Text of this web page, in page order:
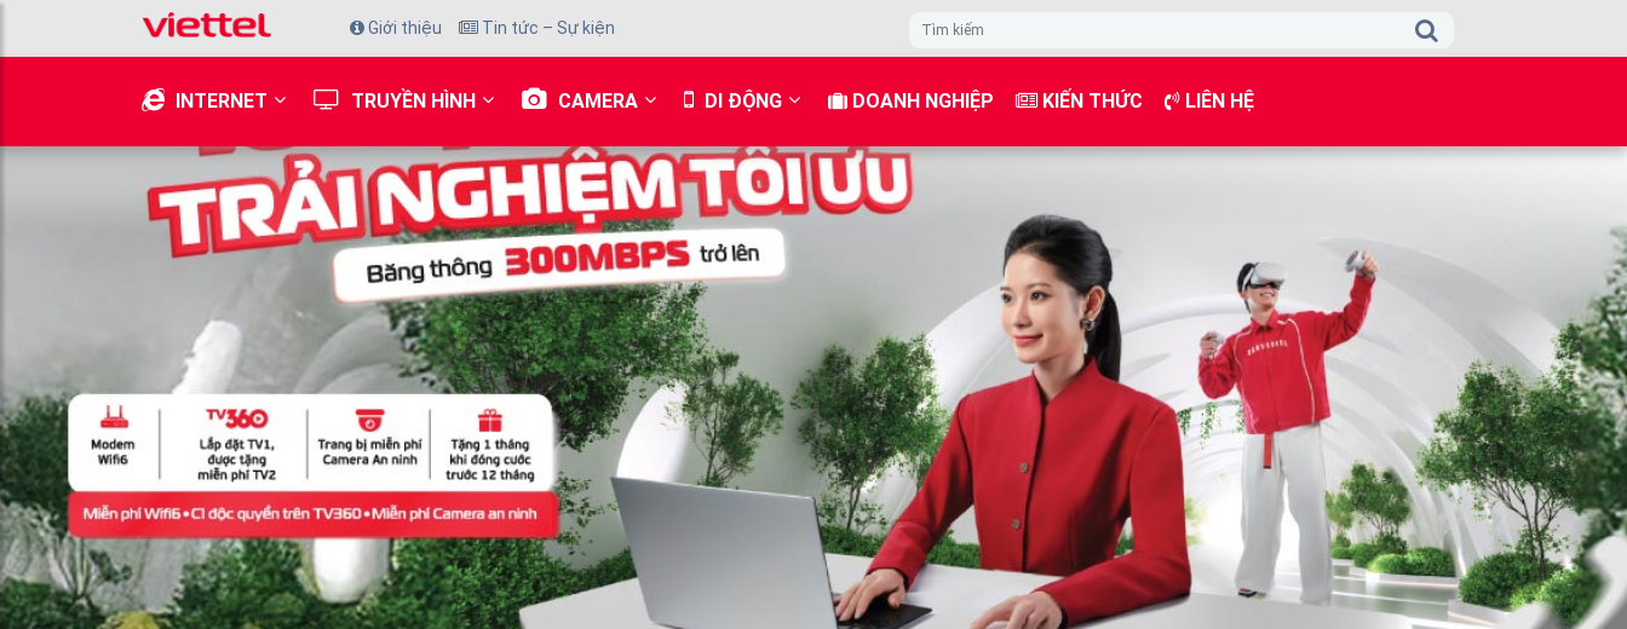
Giới thiệu Tin tức – Sự kiện
INTERNET TRUYỀN HÌNH CAMERA DI ĐỘNG DOANH NGHIỆP KIẾN THỨC LIÊN HỆ